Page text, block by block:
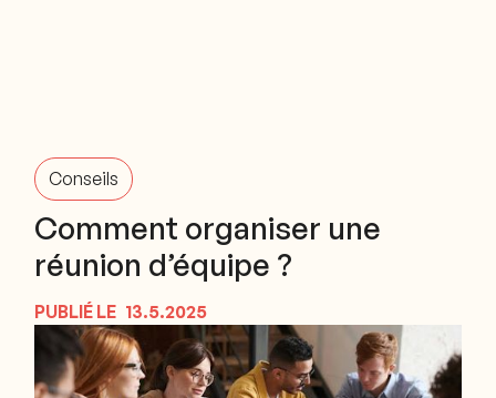
Conseils
Comment organiser une
réunion d’équipe ?
PUBLIÉ LE 13.5.2025